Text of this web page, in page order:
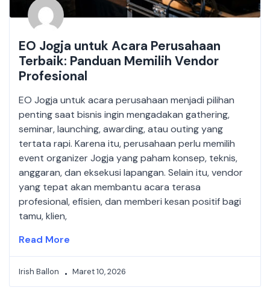
EO Jogja untuk Acara Perusahaan
Terbaik: Panduan Memilih Vendor
Profesional
EO Jogja untuk acara perusahaan menjadi pilihan
penting saat bisnis ingin mengadakan gathering,
seminar, launching, awarding, atau outing yang
tertata rapi. Karena itu, perusahaan perlu memilih
event organizer Jogja yang paham konsep, teknis,
anggaran, dan eksekusi lapangan. Selain itu, vendor
yang tepat akan membantu acara terasa
profesional, efisien, dan memberi kesan positif bagi
tamu, klien,
Read More
Irish Ballon Maret 10, 2026